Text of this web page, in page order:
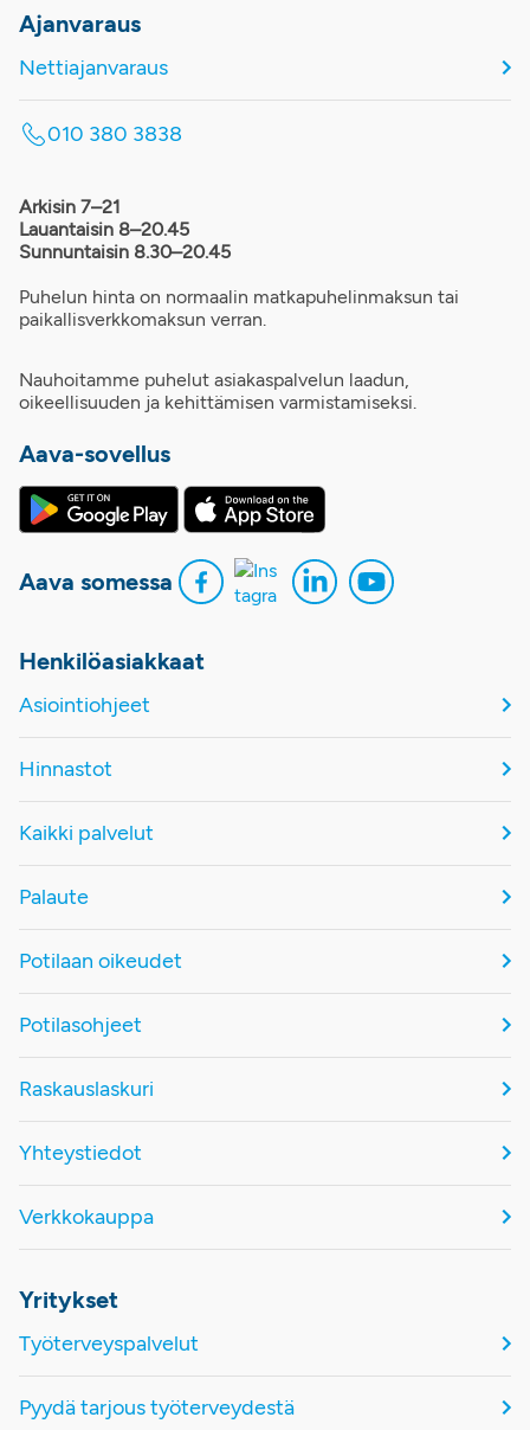
Ajanvaraus
Nettiajanvaraus
010 380 3838
Arkisin 7–21
Lauantaisin 8–20.45
Sunnuntaisin 8.30–20.45
Puhelun hinta on normaalin matkapuhelinmaksun tai
paikallisverkkomaksun verran.
Nauhoitamme puhelut asiakaspalvelun laadun,
oikeellisuuden ja kehittämisen varmistamiseksi.
Aava-sovellus
Aava somessa
Henkilöasiakkaat
Asiointiohjeet
Hinnastot
Kaikki palvelut
Palaute
Potilaan oikeudet
Potilasohjeet
Raskauslaskuri
Yhteystiedot
Verkkokauppa
Yritykset
Työterveyspalvelut
Pyydä tarjous työterveydestä